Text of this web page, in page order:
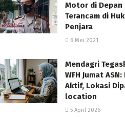
Motor di Depan
Terancam di
Penjara
8 Mei 2021
Mendagri
WFH Jumat
Aktif, Lokasi
location
5 April 2026